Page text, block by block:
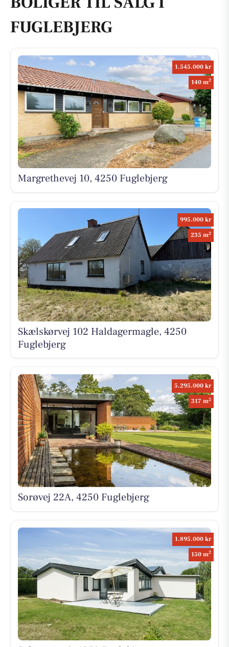
FUGLEBJERG
1.545.000 kr
140 m2
Margrethevej 10, 4250 Fuglebjerg
995.000 kr
235 m2
Skælskørvej 102 Haldagermagle, 4250
Fuglebjerg
5.295.000 kr
317 m2
Sorøvej 22A, 4250 Fuglebjerg
1.895.000 kr
150 m2